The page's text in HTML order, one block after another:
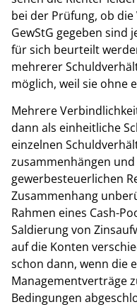
bei der Prüfung, ob die
GewStG gegeben sind
für sich beurteilt
mehrerer
möglich, weil sie ohne
Mehrere
dann als einheitliche
einzelnen
zusammenhängen
gewerbesteuerlichen
Zusammenhang
Rahmen eines Cash-
Saldierung von
auf die Konten
schon dann, wenn die
Managementverträge
Bedingungen